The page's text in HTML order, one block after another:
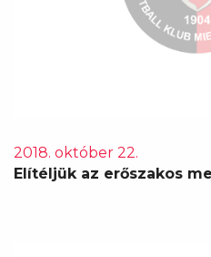
2018. október 22.
Elítéljük az erőszakos